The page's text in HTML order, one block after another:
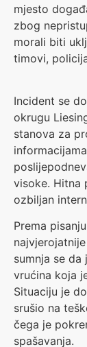
mjesto
zbog
morali biti
timovi,
Incident se
okrugu
stanova za
visoke. Hitna
ozbiljan
Prema
sumnja se
vrućina koja
Situaciju je
srušio na
čega je
spašavanja.